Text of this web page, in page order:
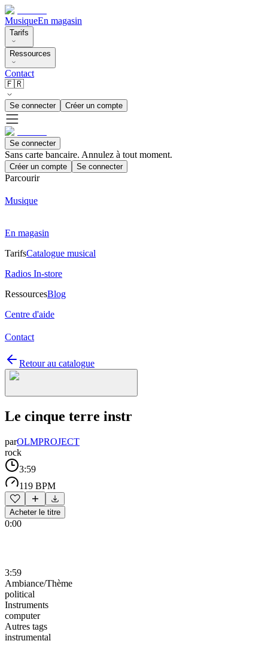
MusiqueEn magasin
Tarifs
Ressources
Contact
🇫🇷
Se connecter Créer un compte
Se connecter
Sans carte bancaire. Annulez à tout moment.
Créer un compte Se connecter
Parcourir
Musique
En magasin
TarifsCatalogue musical
Radios In-store
RessourcesBlog
Centre d'aide
Contact
Retour au catalogue
Le cinque terre instr
parOLMPROJECT
rock
3:59
119 BPM
Acheter le titre
0:00
3:59
Ambiance/Thème
political
Instruments
computer
Autres tags
instrumental